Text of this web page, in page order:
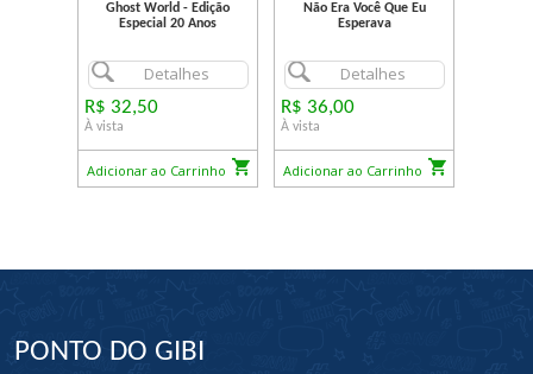
Ghost World - Edição
Especial 20 Anos
Detalhes
R$ 32,50
À vista
Adicionar ao Carrinho
Não Era Você Que Eu
Esperava
Detalhes
R$ 36,00
À vista
Adicionar ao Carrinho
PONTO DO GIBI